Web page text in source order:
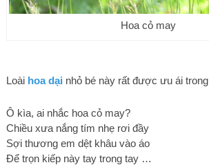
Hoa cỏ may
Loài hoa dại nhỏ bé này rất được ưu ái trong
Ô kìa, ai nhắc hoa cỏ may?
Chiều xưa nắng tím nhẹ rơi đầy
Sợi thương em dệt khâu vào áo
Để trọn kiếp này tay trong tay …